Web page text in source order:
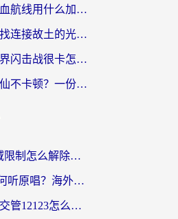
境外玩航海王热血航线用什么加速器？2026海外玩家实测最优方案（附欧洲问道堡垒前线加速技巧）
在异国他乡，寻找连接故土的光明大陆免费加速器
在海外玩坦克世界闪击战很卡怎么办？老玩家亲测有效的加速器选择指南
欧洲怎么玩新诛仙不卡顿？一份给海外游子的国服游戏畅玩指南
优酷手机app地域限制怎么解除？海外党亲测有效的追剧方案
全民K歌国外如何听原唱？海外党亲测有效的回国加速器选择指南
在海外如果使用交管12123怎么处理？留学生亲测有效的回国加速方案